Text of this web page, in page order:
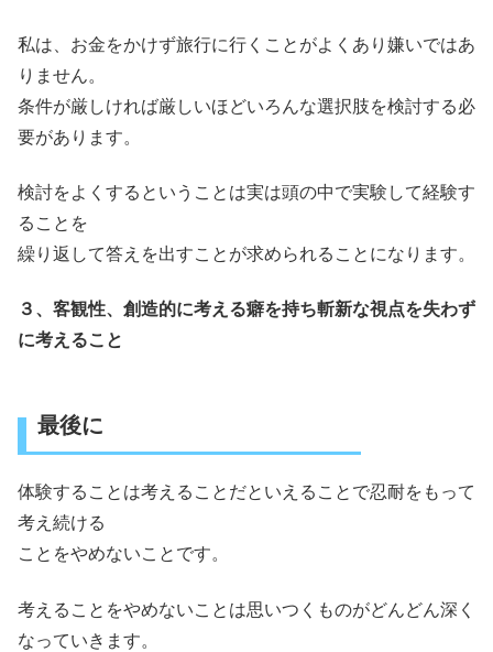
私は、お金をかけず旅行に行くことがよくあり嫌いではあ
りません。
条件が厳しければ厳しいほどいろんな選択肢を検討する必
要があります。
検討をよくするということは実は頭の中で実験して経験す
ることを
繰り返して答えを出すことが求められることになります。
３、客観性、創造的に考える癖を持ち斬新な視点を失わず
に考えること
最後に
体験することは考えることだといえることで忍耐をもって
考え続ける
ことをやめないことです。
考えることをやめないことは思いつくものがどんどん深く
なっていきます。